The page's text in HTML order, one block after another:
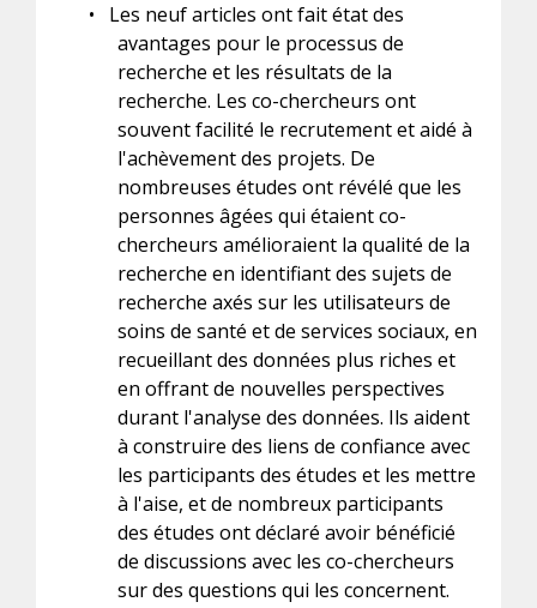
•
Les neuf articles ont fait état des
avantages pour le processus de
recherche et les résultats de la
recherche. Les co-chercheurs ont
souvent facilité le recrutement et aidé à
l'achèvement des projets. De
nombreuses études ont révélé que les
personnes âgées qui étaient co-
chercheurs amélioraient la qualité de la
recherche en identifiant des sujets de
recherche axés sur les utilisateurs de
soins de santé et de services sociaux, en
recueillant des données plus riches et
en offrant de nouvelles perspectives
durant l'analyse des données. Ils aident
à construire des liens de confiance avec
les participants des études et les mettre
à l'aise, et de nombreux participants
des études ont déclaré avoir bénéficié
de discussions avec les co-chercheurs
sur des questions qui les concernent.